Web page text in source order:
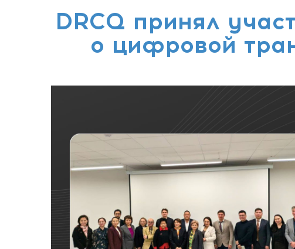
DRCQ принял
о цифровой